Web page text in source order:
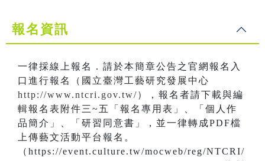
報名資訊
一律採線上報名．請於本簡章公告之官網報名入
口進行報名（國立臺灣工藝研究發展中心
http://www.ntcri.gov.tw/），報名者請下載與編
輯報名表附件三~五「報名專用表」、「個人作
品簡介」、「研習同意書」，並一律轉成PDF檔
上傳藝文活動平台報名。
（https://event.culture.tw/mocweb/reg/NTCRI/